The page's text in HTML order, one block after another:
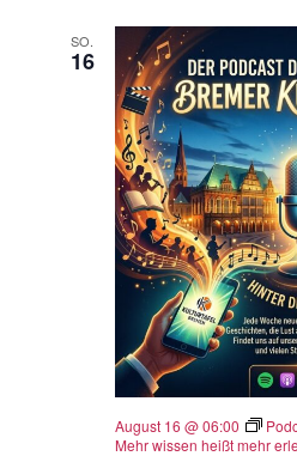
SO.
16
August 16 @ 06:00
Mehr wissen heißt mehr